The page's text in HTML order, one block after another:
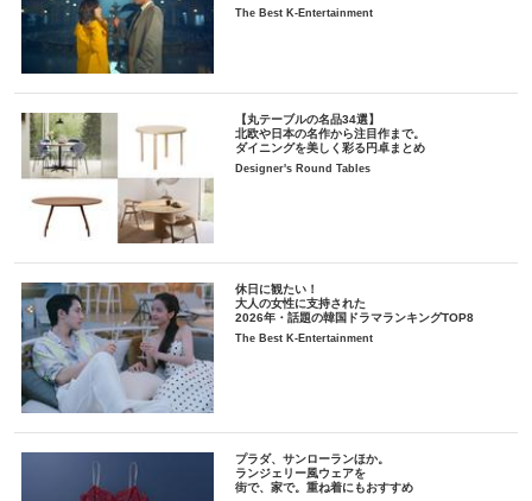
The Best K-Entertainment
【丸テーブルの名品34選】
北欧や日本の名作から注目作まで。
ダイニングを美しく彩る円卓まとめ
Designer's Round Tables
休日に観たい！
大人の女性に支持された
2026年・話題の韓国ドラマランキングTOP8
The Best K-Entertainment
プラダ、サンローランほか。
ランジェリー風ウェアを
街で、家で。重ね着にもおすすめ